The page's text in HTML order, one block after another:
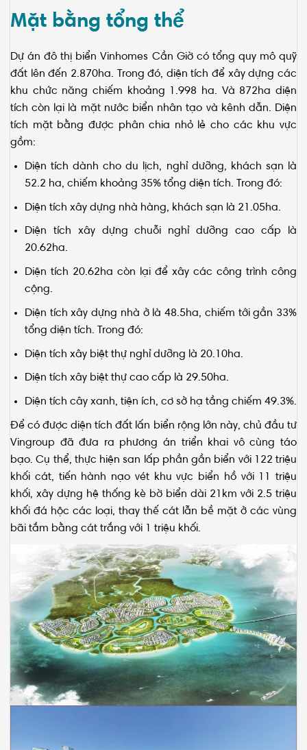
đất lên đến 2.870ha. Trong đó, diện tích để xây dựng các
khu chức năng chiếm khoảng 1.998 ha. Và 872ha diện
tích còn lại là mặt nước biển nhân tạo và kênh dẫn. Diện
tích mặt bằng được phân chia nhỏ lẻ cho các khu vực
gồm:
Diện tích dành cho du lịch, nghỉ dưỡng, khách sạn là
52.2 ha, chiếm khoảng 35% tổng diện tích. Trong đó:
Diện tích xây dựng nhà hàng, khách sạn là 21.05ha.
Diện tích xây dựng chuỗi nghỉ dưỡng cao cấp là
20.62ha.
Diện tích 20.62ha còn lại để xây các công trình công
cộng.
Diện tích xây dựng nhà ở là 48.5ha, chiếm tới gần 33%
tổng diện tích. Trong đó:
Diện tích xây biệt thự nghỉ dưỡng là 20.10ha.
Diện tích xây biệt thự cao cấp là 29.50ha.
Diện tích cây xanh, tiện ích, cơ sở hạ tầng chiếm 49.3%.
Để có được diện tích đất lấn biển rộng lớn này, chủ đầu tư
Vingroup đã đưa ra phương án triển khai vô cùng táo
bạo. Cụ thể, thực hiện san lấp phần gần biển với 122 triệu
khối cát, tiến hành nạo vét khu vực biển hồ với 11 triệu
khối, xây dựng hệ thống kè bờ biển dài 21km với 2.5 triệu
khối đá hộc các loại, thay thế cát lẫn bề mặt ở các vùng
bãi tắm bằng cát trắng với 1 triệu khối.